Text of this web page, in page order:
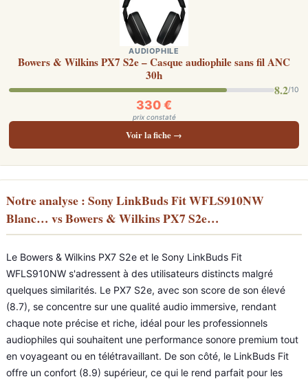
AUDIOPHILE
Bowers & Wilkins PX7 S2e – Casque audiophile sans fil ANC
30h
8.2/10
330 €
prix constaté
Voir la fiche →
Notre analyse : Sony LinkBuds Fit WFLS910NW
Blanc… vs Bowers & Wilkins PX7 S2e…
Le Bowers & Wilkins PX7 S2e et le Sony LinkBuds Fit
WFLS910NW s'adressent à des utilisateurs distincts malgré
quelques similarités. Le PX7 S2e, avec son score de son élevé
(8.7), se concentre sur une qualité audio immersive, rendant
chaque note précise et riche, idéal pour les professionnels
audiophiles qui souhaitent une performance sonore premium tout
en voyageant ou en télétravaillant. De son côté, le LinkBuds Fit
offre un confort (8.9) supérieur, ce qui le rend parfait pour les